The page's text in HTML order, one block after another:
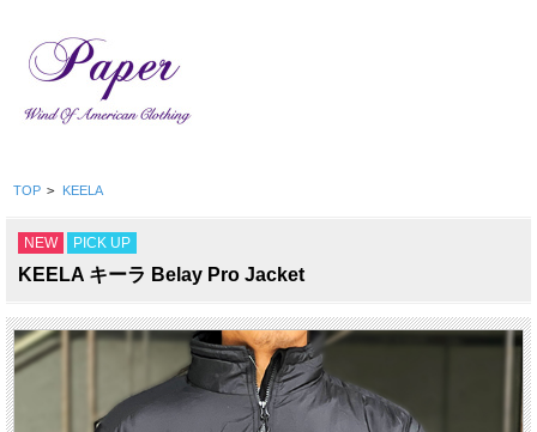
TOP > KEELA
NEW PICK UP
KEELA キーラ Belay Pro Jacket